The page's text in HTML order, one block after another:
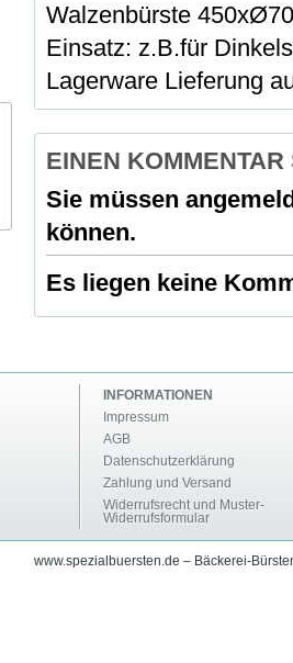
Walzenbürste
Einsatz: z.B.für
Lagerware Lieferung
EINEN
Sie müssen
können.
Es liegen keine
INFORMATIONEN
Impressum
AGB
Datenschutzerklärung
Zahlung und Versand
Widerrufsrecht und Muster-
Widerrufsformular
www.spezialbuersten.de – Bäckerei-